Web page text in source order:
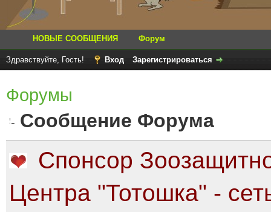
НОВЫЕ СООБЩЕНИЯ Форум
Здравствуйте, Гость! Вход Зарегистрироваться
Форумы
Сообщение Форума
Спонсор
Центра "Тотошка" -